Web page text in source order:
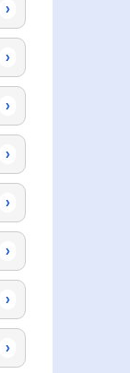
›
›
›
›
›
›
›
›